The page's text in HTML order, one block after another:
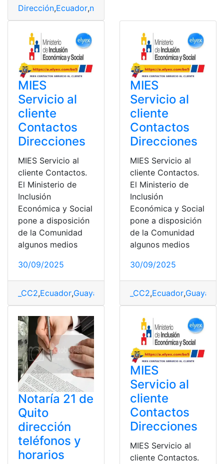
Dirección,Ecuador,notaría
MIES
Servicio al
cliente
Contactos
Direcciones
MIES Servicio al
cliente Contactos.
El Ministerio de
Inclusión
Económica y Social
pone a disposición
de la Comunidad
algunos medios
30/09/2025
_CC2,Ecuador,Guayaquil Noticias,top1
MIES
Servicio al
cliente
Contactos
Direcciones
MIES Servicio al
cliente Contactos.
El Ministerio de
Inclusión
Económica y Social
pone a disposición
de la Comunidad
algunos medios
30/09/2025
_CC2,Ecuador,Guayaquil
Notaría 21 de
Quito
dirección
teléfonos y
horarios
MIES
Servicio al
cliente
Contactos
Direcciones
MIES Servicio al
cliente Contactos.